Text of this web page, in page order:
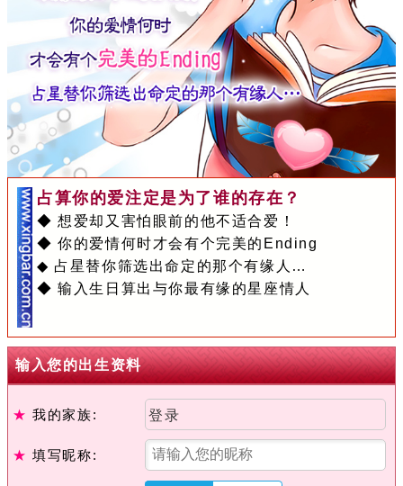
占算你的爱注定是为了谁的存在？
◆ 想爱却又害怕眼前的他不适合爱！
◆ 你的爱情何时才会有个完美的Ending
◆ 占星替你筛选出命定的那个有缘人…
◆ 输入生日算出与你最有缘的星座情人
输入您的出生资料
★我的家族: 登录
★填写昵称: